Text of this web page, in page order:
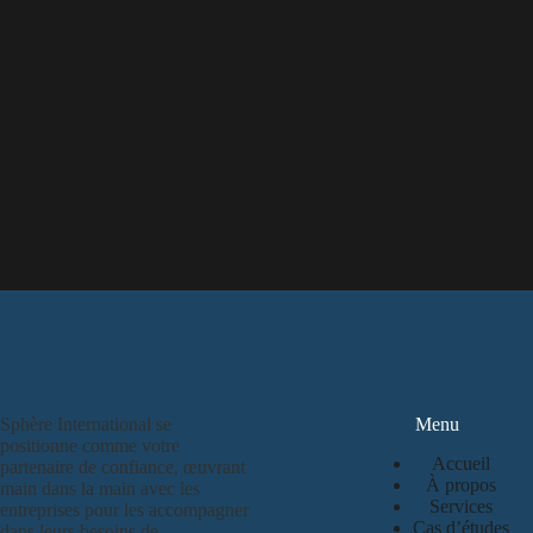
Sphère International se
positionne comme votre
partenaire de confiance, œuvrant
main dans la main avec les
entreprises pour les accompagner
Menu
Accueil
À propos
Services
Cas d’études